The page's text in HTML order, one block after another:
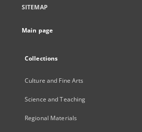
SITEMAP
Main page
Collections
Culture and Fine Arts
Science and Teaching
Regional Materials